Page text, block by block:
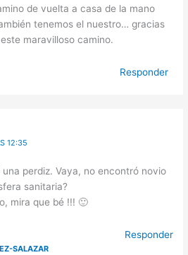
de vuelta a casa de la mano
tenemos el nuestro… gracias
maravilloso camino.
Responder
12:35
perdiz. Vaya, no encontró novio
sanitaria?
mira que bé !!! 🙂
Responder
SALAZAR